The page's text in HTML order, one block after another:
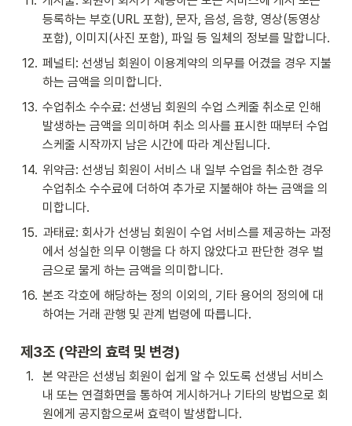
등록하는 부호(URL 포함), 문자, 음성, 음향, 영상(동영상
포함), 이미지(사진 포함), 파일 등 일체의 정보를 말합니다.
12. 페널티: 선생님 회원이 이용계약의 의무를 어겼을 경우 지불
하는 금액을 의미합니다.
13. 수업취소 수수료: 선생님 회원의 수업 스케줄 취소로 인해
발생하는 금액을 의미하며 취소 의사를 표시한 때부터 수업
스케줄 시작까지 남은 시간에 따라 계산됩니다.
14. 위약금: 선생님 회원이 서비스 내 일부 수업을 취소한 경우
수업취소 수수료에 더하여 추가로 지불해야 하는 금액을 의
미합니다.
15. 과태료: 회사가 선생님 회원이 수업 서비스를 제공하는 과정
에서 성실한 의무 이행을 다 하지 않았다고 판단한 경우 벌
금으로 물게 하는 금액을 의미합니다.
16. 본조 각호에 해당하는 정의 이외의, 기타 용어의 정의에 대
하여는 거래 관행 및 관계 법령에 따릅니다.
제3조 (약관의 효력 및 변경)
1.
본 약관은 선생님 회원이 쉽게 알 수 있도록 선생님 서비스
내 또는 연결화면을 통하여 게시하거나 기타의 방법으로 회
원에게 공지함으로써 효력이 발생합니다.